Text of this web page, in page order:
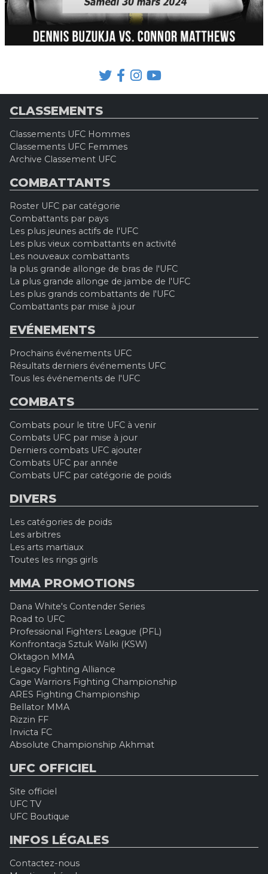
CLASSEMENTS
Classements UFC Hommes
Classements UFC Femmes
Archive Classement UFC
COMBATTANTS
Roster UFC par catégorie
Combattants par pays
Les plus jeunes actifs de l'UFC
Les plus vieux combattants en activité
Les nouveaux combattants
la plus grande allonge de bras de l'UFC
La plus grande allonge de jambe de l'UFC
Les plus grands combattants de l'UFC
Combattants par mise à jour
EVÉNEMENTS
Prochains événements UFC
Résultats derniers événements UFC
Tous les événements de l'UFC
COMBATS
Combats pour le titre UFC à venir
Combats UFC par mise à jour
Derniers combats UFC ajouter
Combats UFC par année
Combats UFC par catégorie de poids
DIVERS
Les catégories de poids
Les arbitres
Les arts martiaux
Toutes les rings girls
MMA PROMOTIONS
Dana White's Contender Series
Road to UFC
Professional Fighters League (PFL)
Konfrontacja Sztuk Walki (KSW)
Oktagon MMA
Legacy Fighting Alliance
Cage Warriors Fighting Championship
ARES Fighting Championship
Bellator MMA
Rizzin FF
Invicta FC
Absolute Championship Akhmat
UFC OFFICIEL
Site officiel
UFC TV
UFC Boutique
INFOS LÉGALES
Contactez-nous